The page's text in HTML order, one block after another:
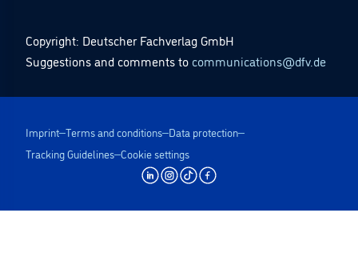
Copyright: Deutscher Fachverlag GmbH
Suggestions and comments to communications@dfv.de
Imprint Terms and conditions Data protection
Tracking Guidelines Cookie settings